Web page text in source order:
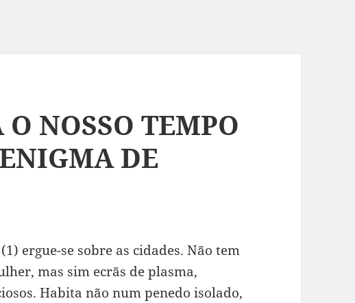
NOSSO TEMPO
DE
ergue-se sobre as cidades. Não tem
mas sim ecrãs de plasma,
Habita não num penedo isolado,